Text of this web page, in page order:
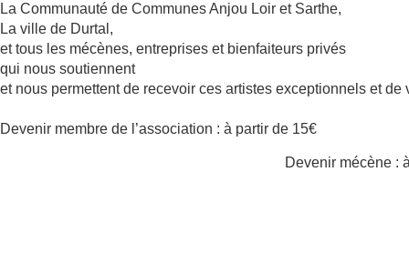
La Communauté de Communes Anjou Loir et Sarthe,
La ville de Durtal,
et tous les mécènes, entreprises et bienfaiteurs privés
qui nous soutiennent
et nous permettent de recevoir ces artistes exceptionnels et
Devenir membre de l’association : à partir de 15€
Devenir mécène :